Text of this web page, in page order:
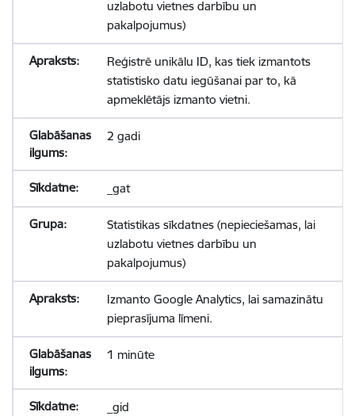
uzlabotu vietnes darbību un
pakalpojumus)
Reģistrē unikālu ID, kas tiek izmantots
statistisko datu iegūšanai par to, kā
apmeklētājs izmanto vietni.
2 gadi
_gat
Statistikas sīkdatnes (nepieciešamas, lai
uzlabotu vietnes darbību un
pakalpojumus)
Izmanto Google Analytics, lai samazinātu
pieprasījuma līmeni.
1 minūte
_gid